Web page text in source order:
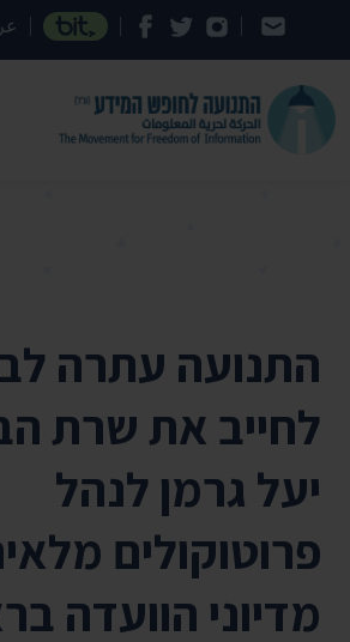
דילוג לתוכן העמוד عر
התנועה עתרה
לחייב את שרת
יעל גרמן לנהל
פרוטוקולים
מדיוני הוועדה